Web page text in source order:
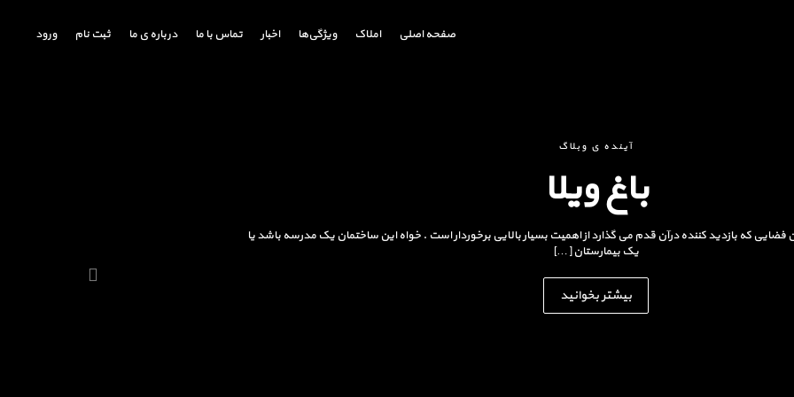
آینده ی وبلاگ
باغ ویلا
فضایی که بازدید کننده درآن قدم می گذارد از اهمیت بسیار بالایی برخوردار است . خواه این ساختمان یک مدرسه باشد یا
یک بیمارستان […]
بیشتر بخوانید
ثبت نام ورود صفحه اصلی املاک ویژگی‌ها اخبار تماس با ما درباره ی ما